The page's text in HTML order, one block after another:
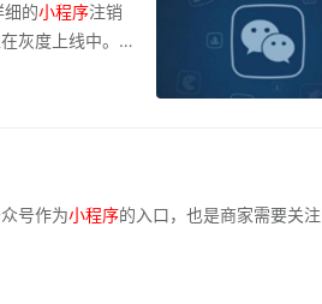
的小程序注销
灰度上线中。看
号作为小程序的入口，也是商家需要关